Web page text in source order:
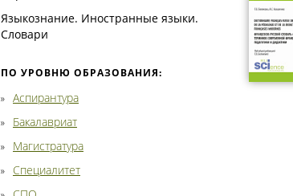
Языкознание. Иностранные языки.
Словари
ПО УРОВНЮ ОБРАЗОВАНИЯ:
Аспирантура
Бакалавриат
Магистратура
Специалитет